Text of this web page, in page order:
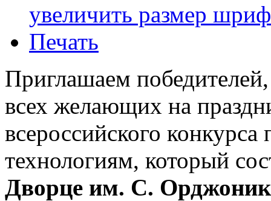
увеличить размер
Печать
Приглашаем
всех желающих на
всероссийского
технологиям, который
Дворце им. С.